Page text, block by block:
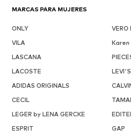
MARCAS PARA MUJERES
ONLY
VERO
VILA
Karen
LASCANA
LACOSTE
LEVI'S
ADIDAS ORIGINALS
CECIL
LEGER by LENA GERCKE
ESPRIT
GAP